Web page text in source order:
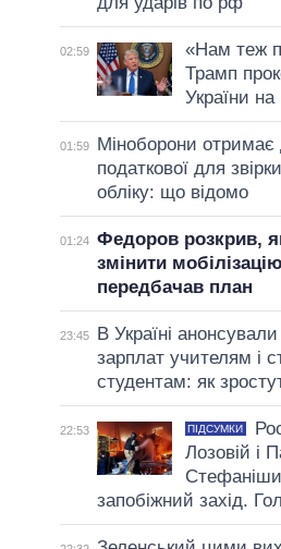
02:59
«Нам теж
Трамп
України
01:59
Міноборони отримає
податкової для
обліку: що відомо
01:24 Федоров розкрив,
змінити
передбачав план
23:45
В Україні
зарплат учителям і
студентам: як
22:53 ПІДСУМКИ
Лозовій і
запобіжний захід.